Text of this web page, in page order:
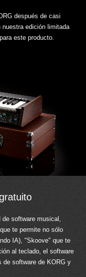
después de casi
edición limitada
este producto.
software musical,
te permite no sólo
IA), "Skoove" que te
al teclado, el software
de software de KORG y